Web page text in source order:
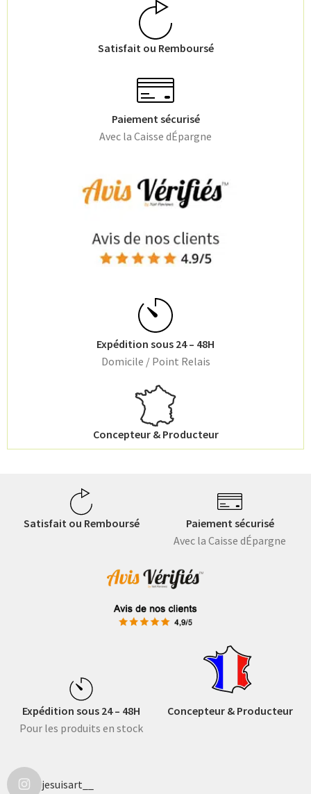
Satisfait ou Remboursé
Paiement sécurisé
Avec la Caisse dÉpargne
Expédition sous 24 – 48H
Domicile / Point Relais
Concepteur & Producteur
Satisfait ou Remboursé
Paiement sécurisé
Avec la Caisse dÉpargne
Expédition sous 24 – 48H
Pour les produits en stock
Concepteur & Producteur
jesuisart__